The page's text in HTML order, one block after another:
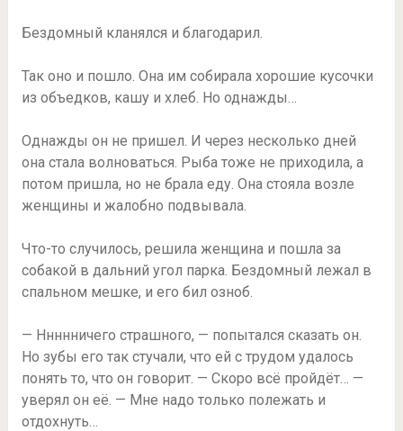
Бездомный кланялся и благодарил.
Так оно и пошло. Она им собирала хорошие кусочки
из объедков, кашу и хлеб. Но однажды…
Однажды он не пришел. И через несколько дней
она стала волноваться. Рыба тоже не приходила, а
потом пришла, но не брала еду. Она стояла возле
женщины и жалобно подвывала.
Что-то случилось, решила женщина и пошла за
собакой в дальний угол парка. Бездомный лежал в
спальном мешке, и его бил озноб.
— Ннннничего страшного, — попытался сказать он.
Но зубы его так стучали, что ей с трудом удалось
понять то, что он говорит. — Скоро всё пройдёт… —
уверял он её. — Мне надо только полежать и
отдохнуть…